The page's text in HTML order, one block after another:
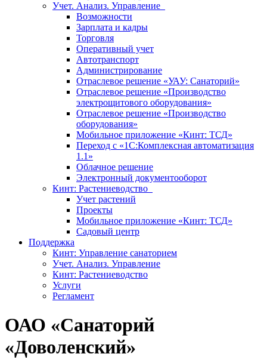
Учет. Анализ. Управление
Возможности
Зарплата и кадры
Торговля
Оперативный учет
Автотранспорт
Администрирование
Отраслевое решение «УАУ: Санаторий»
Отраслевое решение «Производство
электрощитового оборудования»
Отраслевое решение «Производство
оборудования»
Мобильное приложение «Кинт: ТСД»
Переход с «1С:Комплексная автоматизация
1.1»
Облачное решение
Электронный документооборот
Кинт: Растениеводство
Учет растений
Проекты
Мобильное приложение «Кинт: ТСД»
Садовый центр
Поддержка
Кинт: Управление санаторием
Учет. Анализ. Управление
Кинт: Растениеводство
Услуги
Регламент
ОАО «Санаторий
«Доволенский»